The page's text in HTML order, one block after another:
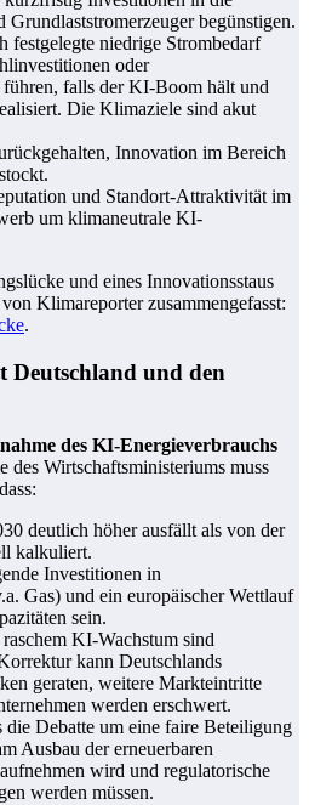
Grundlaststromerzeuger begünstigen.
festgelegte niedrige Strombedarf
oder
führen, falls der KI-Boom hält und
Die Klimaziele sind akut
Innovation im Bereich
und Standort-Attraktivität im
um klimaneutrale KI-
und eines Innovationsstaus
Klimareporter zusammengefasst:
.
Deutschland und den
des KI-Energieverbrauchs
des Wirtschaftsministeriums muss
deutlich höher ausfällt als von der
kalkuliert.
Investitionen in
Gas) und ein europäischer Wettlauf
sein.
KI-Wachstum sind
kann Deutschlands
geraten, weitere Markteintritte
werden erschwert.
die Debatte um eine faire Beteiligung
Ausbau der erneuerbaren
wird und regulatorische
werden müssen.